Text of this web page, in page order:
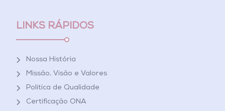
LINKS RÁPIDOS
Nossa História
Missão, Visão e Valores
Política de Qualidade
Certificação ONA